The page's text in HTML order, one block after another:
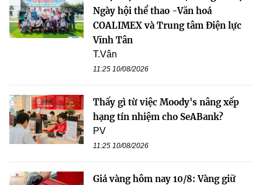
Ngày hội thể thao -Văn hoá
COALIMEX và Trung tâm Điện lực
Vĩnh Tân
T.Vân
11:25 10/08/2026
Thấy gì từ việc Moody's nâng xếp
hạng tín nhiệm cho SeABank?
PV
11:25 10/08/2026
Giá vàng hôm nay 10/8: Vàng giữ